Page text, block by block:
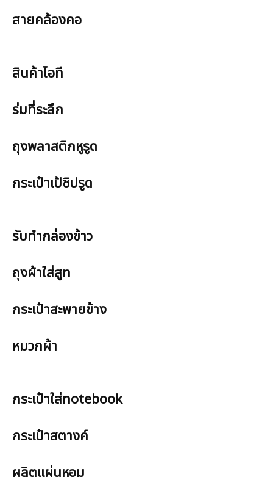
สายคล้องคอ
สินค้าไอที
ร่มที่ระลึก
ถุงพลาสติกหูรูด
กระเป๋าเป้ซิปรูด
รับทำกล่องข้าว
ถุงผ้าใส่สูท
กระเป๋าสะพายข้าง
หมวกผ้า
กระเป๋าใส่notebook
กระเป๋าสตางค์
ผลิตแผ่นหอม